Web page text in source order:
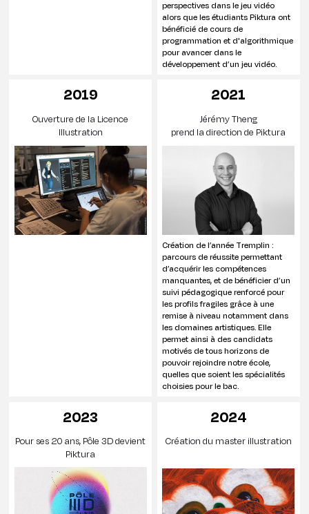
perspectives dans le jeu vidéo
alors que les étudiants Piktura ont
bénéficié de cours de
programmation et d'algorithmique
pour avancer dans le
développement d’un jeu vidéo.
2019
Ouverture de la Licence
Illustration
2021
Jérémy Theng
prend la direction de Piktura
Création de l’année Tremplin :
parcours de réussite permettant
d’acquérir les compétences
manquantes, et de bénéficier d’un
suivi pédagogique renforcé pour
les profils fragiles grâce à une
remise à niveau notamment dans
les domaines artistiques. Elle
permet ainsi à des candidats
motivés de tous horizons de
pouvoir rejoindre notre école,
quelles que soient les spécialités
choisies pour le bac.
2023
Pour ses 20 ans, Pôle 3D devient
Piktura
2024
Création du master illustration